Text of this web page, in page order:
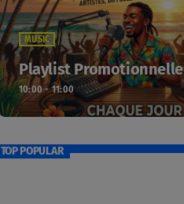
MUSIC
Playlist Promotionnelle
10:00 - 11:00
TOP POPULAR